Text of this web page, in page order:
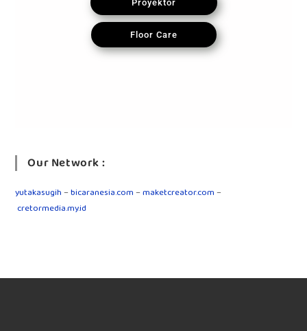
Proyektor
Floor Care
Our Network :
yutakasugih–bicaranesia.com–maketcreator.com–
cretormedia.my.id